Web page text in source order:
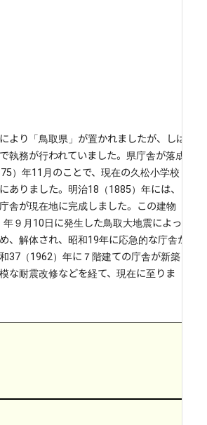
より「鳥取県」が置かれましたが、しば
執務が行われていました。県庁舎が落成
）年11月のことで、現在の久松小学校
ありました。明治18（1885）年には、
舎が現在地に完成しました。この建物
９月10日に発生した鳥取大地震によっ
、解体され、昭和19年に応急的な庁舎が
37（1962）年に７階建ての庁舎が新築
な耐震改修などを経て、現在に至りま